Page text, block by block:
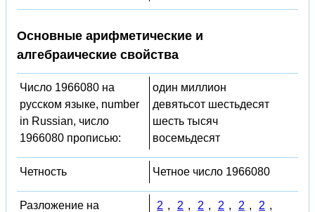
Основные арифметические и
алгебраические свойства
Число 1966080 на
русском языке, number
in Russian, число
1966080 прописью:
один миллион
девятьсот шестьдесят
шесть тысяч
восемьдесят
Четность Четное число 1966080
Разложение на 2 , 2 , 2 , 2 , 2 , 2 ,